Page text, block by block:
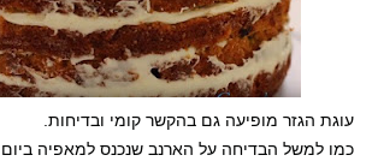
עוגת הגזר מופיעה גם בהקשר קומי ובדיחות.
כמו למשל הבדיחה על הארנב שנכנס למאפיה ביום